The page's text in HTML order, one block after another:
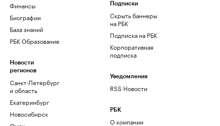
Финансы
Биографии
База знаний
РБК Образование
Новости
регионов
Санкт-Петербург
и область
Екатеринбург
Новосибирск
Подписки
Скрыть баннеры
на РБК
Подписка на РБК
Корпоративная
подписка
Уведомления
RSS Новости
РБК
О компании